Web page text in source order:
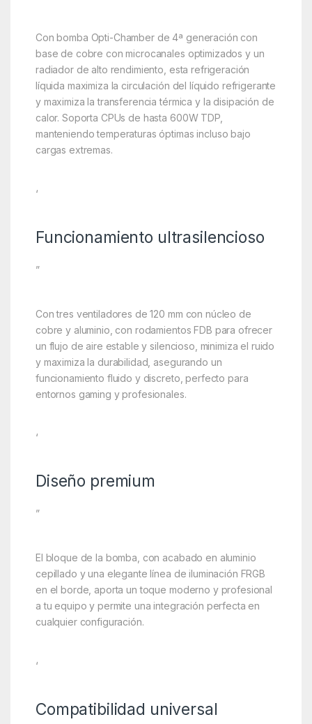
Con bomba Opti-Chamber de 4ª generación con
base de cobre con microcanales optimizados y un
radiador de alto rendimiento, esta refrigeración
líquida maximiza la circulación del líquido refrigerante
y maximiza la transferencia térmica y la disipación de
calor. Soporta CPUs de hasta 600W TDP,
manteniendo temperaturas óptimas incluso bajo
cargas extremas.
‘
Funcionamiento ultrasilencioso
”
Con tres ventiladores de 120 mm con núcleo de
cobre y aluminio, con rodamientos FDB para ofrecer
un flujo de aire estable y silencioso, minimiza el ruido
y maximiza la durabilidad, asegurando un
funcionamiento fluido y discreto, perfecto para
entornos gaming y profesionales.
‘
Diseño premium
”
El bloque de la bomba, con acabado en aluminio
cepillado y una elegante línea de iluminación FRGB
en el borde, aporta un toque moderno y profesional
a tu equipo y permite una integración perfecta en
cualquier configuración.
‘
Compatibilidad universal